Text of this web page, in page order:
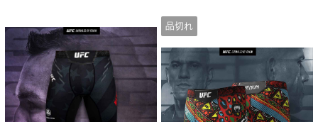
品切れ